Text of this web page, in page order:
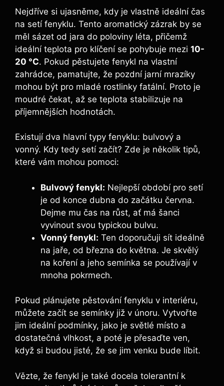
Nejdříve si ujasněme, kdy je vlastně ideální čas
na setí fenyklu. Tento aromatický zázrak by se
měl sázet od jara do poloviny léta, přičemž
ideální teplota pro klíčení se pohybuje mezi 10-
20 °C. Pokud pěstujete fenykl na vlastní
zahrádce, pamatujte, že pozdní jarní mrazíky
mohou být pro mladé rostlinky fatální. Proto je
moudré čekat, až se teplota stabilizuje na
příjemnějších hodnotách.
Existují dva hlavní typy fenyklu: bulvový a
vonný. Kdy tedy setí začít? Zde je několik tipů,
které vám mohou pomoci:
Bulvový fenykl: Nejlepší období pro setí
je od konce dubna do začátku června.
Dejme mu čas na růst, ať má šanci
vyvinout svou typickou bulvu.
Vonný fenykl: Ten doporučuji sít ideálně
na jaře, od března do května. Je skvělý
na koření a jeho semínka se používají v
mnoha pokrmech.
Pokud plánujete pěstování fenyklu v interiéru,
můžete začít se semínky již v únoru. Vytvořte
jim ideální podmínky, jako je světlé místo a
dostatečná vlhkost, a poté je přesaďte ven,
když si budou jisté, že se jim venku bude líbit.
Vězte, že fenykl je také docela tolerantní k